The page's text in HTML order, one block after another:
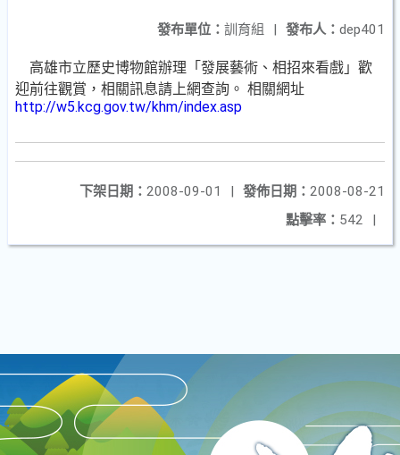
發布人： dep401
發布單位： 訓育組 |
高雄市立歷史博物館辦理「發展藝術、相招來看戲」歡
迎前往觀賞，相關訊息請上網查詢。 相關網址
http://w5.kcg.gov.tw/khm/index.asp
發佈日期： 2008-08-21
下架日期： 2008-09-01
|
點擊率： 542 |